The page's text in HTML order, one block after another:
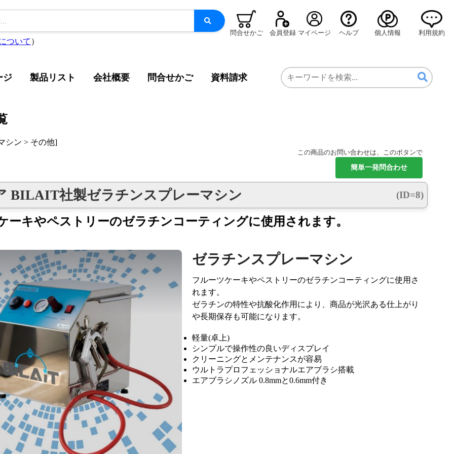
問合せかご 会員登録 マイページ ヘルプ 個人情報 利用規約
ついて ）
ジ 製品リスト 会社概要 問合せかご 資料請求
シン > その他]
この商品のお問い合わせは、このボタンで
BILAIT社製ゼラチンスプレーマシン (ID=8)
ーキやペストリーのゼラチンコーティングに使用されます。
ゼラチンスプレーマシン
フルーツケーキやペストリーのゼラチンコーティングに使用さ
れます。
ゼラチンの特性や抗酸化作用により、商品が光沢ある仕上がり
や長期保存も可能になります。
軽量(卓上)
シンプルで操作性の良いディスプレイ
クリーニングとメンテナンスが容易
ウルトラプロフェッショナルエアブラシ搭載
エアブラシノズル 0.8mmと0.6mm付き